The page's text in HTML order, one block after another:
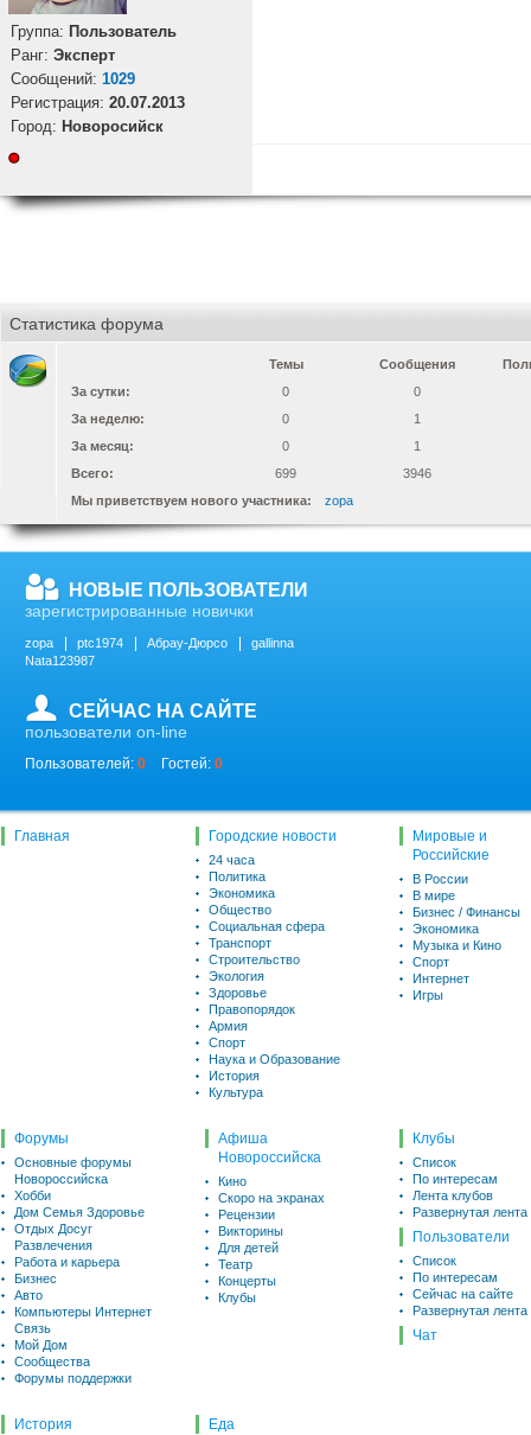
Группа: Пользователь
Ранг: Эксперт
Cообщений: 1029
Регистрация: 20.07.2013
Город: Новоросийск
Статистика форума
Темы Сообщения
За сутки:
0
0
За неделю:
0
1
За месяц:
0
1
Всего:
699
3946
Мы приветствуем нового участника:
zopa
НОВЫЕ ПОЛЬЗОВАТЕЛИ
зарегистрированные новички
zopa ptc1974 Абрау-Дюрсо
gallinna
Nata123987
СЕЙЧАС НА САЙТЕ
пользователи on-line
Пользователей: 0 Гостей: 0
Главная Городские новости
24 часа
Политика
Экономика
Общество
Социальная сфера
Транспорт
Строительство
Экология
Здоровье
Правопорядок
Армия
Спорт
Наука и Образование
История
Культура
Мировые и
Российские
В России
В мире
Бизнес / Финансы
Экономика
Музыка и Кино
Спорт
Интернет
Игры
Форумы
Основные форумы
Новороссийска
Хобби
Дом Семья Здоровье
Отдых Досуг
Развлечения
Работа и карьера
Бизнес
Авто
Компьютеры Интернет
Связь
Мой Дом
Сообщества
Форумы поддержки
Афиша
Новороссийска
Кино
Скоро на экранах
Рецензии
Викторины
Для детей
Театр
Концерты
Клубы
Клубы
Список
По интересам
Лента клубов
Развернутая лента
Пользователи
Список
По интересам
Сейчас на сайте
Развернутая лента
Чат
История Еда